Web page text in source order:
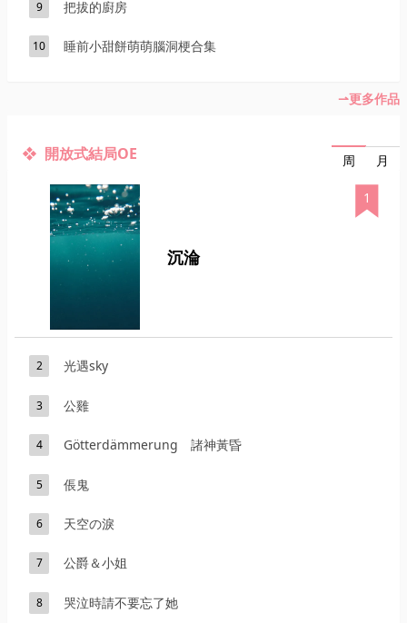
把拔的廚房
9
睡前小甜餅萌萌腦洞梗合集
10
更多作品
開放式結局OE 周 月
1
沉淪
光遇sky
2
公雞
3
Götterdämmerung 諸神黃昏
4
倀鬼
5
天空の淚
6
公爵＆小姐
7
哭泣時請不要忘了她
8